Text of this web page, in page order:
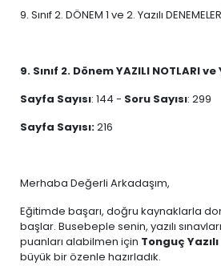
9. Sınıf 2. DÖNEM 1 ve 2. Yazılı
9. Sınıf 2. Dönem YAZILI NOTLARI ve
Sayfa Sayısı: 144 - Soru Sayısı: 299
Sayfa Sayısı:216
Merhaba Değerli Arkadaşım,
Eğitimde başarı, doğru kaynaklarla
başlar. Busebeple senin, yazılı
puanları alabilmen için Tonguç
büyük bir özenle hazırladık.